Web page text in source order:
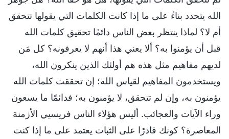
الله يتحدد بناءً على ما إذا كانت الكلمات التي يقولها تتحقق
أم لا؟ لماذا ينتظر بعض الناس دائمًا تحقيق كلمات الله
قبل أن يؤمنوا به؟ ألا يعني هذا أنهم لا يعرفونه؟ كل مَن
لديهم مفاهيم مثل هذه هم أولئك الذين ينكرون الله،
ويستخدمون المفاهيم لقياس الله؛ إن تحققت كلمات الله
يؤمنون به، وإن لم تتحقق، لا يؤمنون به؛ فدائمًا ما يسعون
وراء الآيات والعجائب. أليس هؤلاء الناس فريسيي الأزمنة
المعاصرة؟ كونك قادرًا على الثبات يعتمد على ما إذا كنت